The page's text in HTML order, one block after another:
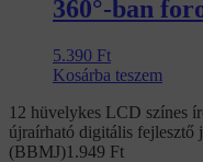
360°-ban
5.390 Ft
Kosárba teszem
12 hüvelykes LCD színes
újraírható digitális fejlesztő
(BBMJ)1.949 Ft